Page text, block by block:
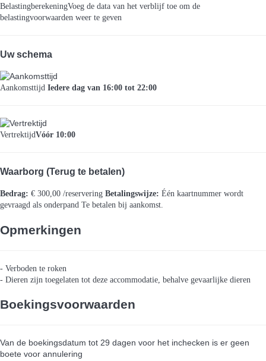
BelastingberekeningVoeg de data van het verblijf toe om de
belastingvoorwaarden weer te geven
Uw schema
Aankomsttijd Iedere dag van 16:00 tot 22:00
VertrektijdVóór 10:00
Waarborg (Terug te betalen)
Bedrag: € 300,00 /reservering Betalingswijze: Één kaartnummer wordt
gevraagd als onderpand Te betalen bij aankomst.
Opmerkingen
- Verboden te roken
- Dieren zijn toegelaten tot deze accommodatie, behalve gevaarlijke dieren
Boekingsvoorwaarden
Van de boekingsdatum tot 29 dagen voor het inchecken is er geen
boete voor annulering